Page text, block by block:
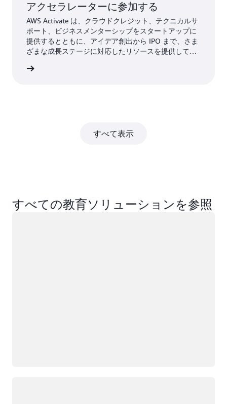
アクセラレーターに参加する
AWS Activate は、クラウドクレジット、テクニカルサ
ポート、ビジネスメンターシップをスタートアップに
提供するとともに、アイデア創出から IPO まで、さま
ざまな成長ステージに対応したリソースを提供してい
すべて表示
すべての教育ソリューションを参照